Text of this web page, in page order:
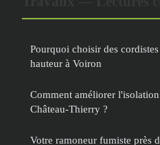
Pourquoi choisir des
hauteur à Voiron
Comment améliorer
Château-Thierry ?
Votre ramoneur fumiste près